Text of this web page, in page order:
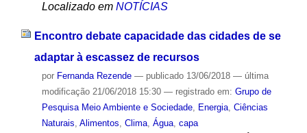
Localizado em NOTÍCIAS
Encontro debate capacidade das cidades de se
adaptar à escassez de recursos
por Fernanda Rezende — publicado13/06/2018 — última
modificação21/06/2018 15:30 — registrado em: Grupo de
Pesquisa Meio Ambiente e Sociedade, Energia, Ciências
Naturais Alimentos Clima, Água, capa